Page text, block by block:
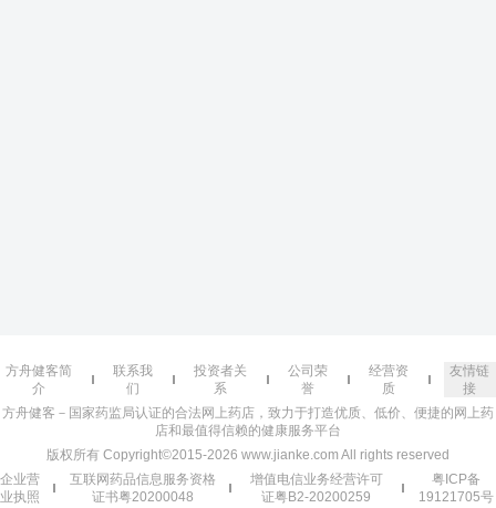
方舟健客简
介
联系我
们
投资者关
系
公司荣
誉
经营资
质
友情链
接
方舟健客－国家药监局认证的合法网上药店，致力于打造优质、低价、便捷的网上药
店和最值得信赖的健康服务平台
版权所有 Copyright©2015-2026 www.jianke.com All rights reserved
企业营
业执照
互联网药品信息服务资格
证书粤20200048
增值电信业务经营许可
证粤B2-20200259
粤ICP备
19121705号